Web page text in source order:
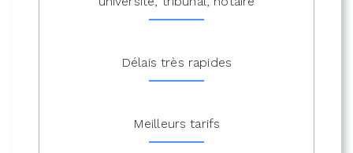
Délais très rapides
Meilleurs tarifs